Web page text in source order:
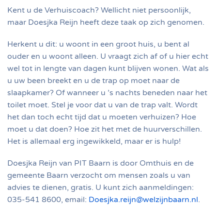
Kent u de Verhuiscoach? Wellicht niet persoonlijk,
maar Doesjka Reijn heeft deze taak op zich genomen.
Herkent u dit: u woont in een groot huis, u bent al
ouder en u woont alleen. U vraagt zich af of u hier echt
wel tot in lengte van dagen kunt blijven wonen. Wat als
u uw been breekt en u de trap op moet naar de
slaapkamer? Of wanneer u ’s nachts beneden naar het
toilet moet. Stel je voor dat u van de trap valt. Wordt
het dan toch echt tijd dat u moeten verhuizen? Hoe
moet u dat doen? Hoe zit het met de huurverschillen.
Het is allemaal erg ingewikkeld, maar er is hulp!
Doesjka Reijn van PIT Baarn is door Omthuis en de
gemeente Baarn verzocht om mensen zoals u van
advies te dienen, gratis. U kunt zich aanmeldingen:
035-541 8600, email: Doesjka.reijn@welzijnbaarn.nl.